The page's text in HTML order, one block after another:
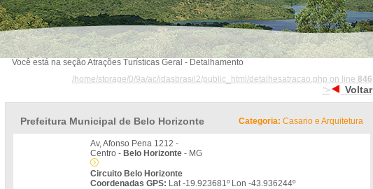
Você está na seção Atrações Turísticas Geral - Detalhamento
/home/storage/0/9a/ac/idasbrasil2/public_html/detalhesatracao.php on line 846
">
Voltar
Prefeitura Municipal de Belo Horizonte Categoria: Casario e Arquitetura
Av, Afonso Pena 1212 -
Centro - Belo Horizonte - MG
Circuito Belo Horizonte
Coordenadas GPS: Lat -19.923681º Lon -43.936244º